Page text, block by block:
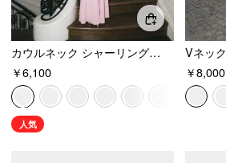
カウルネック シャーリング バックレス マキシドレス
￥6,100
人気
￥8,000